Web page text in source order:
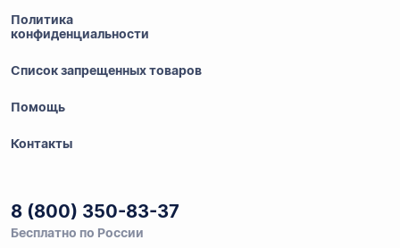
Политика
конфиденциальности
Список запрещенных товаров
Помощь
Контакты
8 (800) 350-83-37
Бесплатно по России